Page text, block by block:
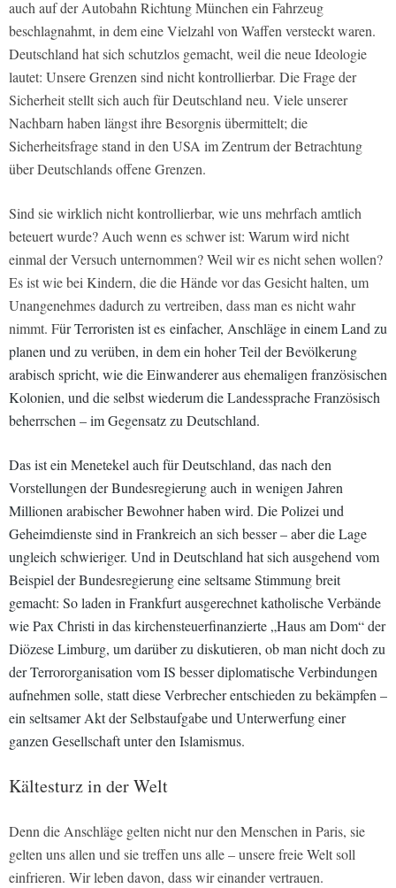
auch auf der Autobahn Richtung München ein Fahrzeug
beschlagnahmt, in dem eine Vielzahl von Waffen versteckt waren.
Deutschland hat sich schutzlos gemacht, weil die neue Ideologie
lautet: Unsere Grenzen sind nicht kontrollierbar. Die Frage der
Sicherheit stellt sich auch für Deutschland neu. Viele unserer
Nachbarn haben längst ihre Besorgnis übermittelt; die
Sicherheitsfrage stand in den USA im Zentrum der Betrachtung
über Deutschlands offene Grenzen.
Sind sie wirklich nicht kontrollierbar, wie uns mehrfach amtlich
beteuert wurde? Auch wenn es schwer ist: Warum wird nicht
einmal der Versuch unternommen? Weil wir es nicht sehen wollen?
Es ist wie bei Kindern, die die Hände vor das Gesicht halten, um
Unangenehmes dadurch zu vertreiben, dass man es nicht wahr
nimmt. Für Terroristen ist es einfacher, Anschläge in einem Land zu
planen und zu verüben, in dem ein hoher Teil der Bevölkerung
arabisch spricht, wie die Einwanderer aus ehemaligen französischen
Kolonien, und die selbst wiederum die Landessprache Französisch
beherrschen – im Gegensatz zu Deutschland.
Das ist ein Menetekel auch für Deutschland, das nach den
Vorstellungen der Bundesregierung auch in wenigen Jahren
Millionen arabischer Bewohner haben wird. Die Polizei und
Geheimdienste sind in Frankreich an sich besser – aber die Lage
ungleich schwieriger. Und in Deutschland hat sich ausgehend vom
Beispiel der Bundesregierung eine seltsame Stimmung breit
gemacht: So laden in Frankfurt ausgerechnet katholische Verbände
wie Pax Christi in das kirchensteuerfinanzierte „Haus am Dom“ der
Diözese Limburg, um darüber zu diskutieren, ob man nicht doch zu
der Terrororganisation vom IS besser diplomatische Verbindungen
aufnehmen solle, statt diese Verbrecher entschieden zu bekämpfen –
ein seltsamer Akt der Selbstaufgabe und Unterwerfung einer
ganzen Gesellschaft unter den Islamismus.
Kältesturz in der Welt
Denn die Anschläge gelten nicht nur den Menschen in Paris, sie
gelten uns allen und sie treffen uns alle – unsere freie Welt soll
einfrieren. Wir leben davon, dass wir einander vertrauen.